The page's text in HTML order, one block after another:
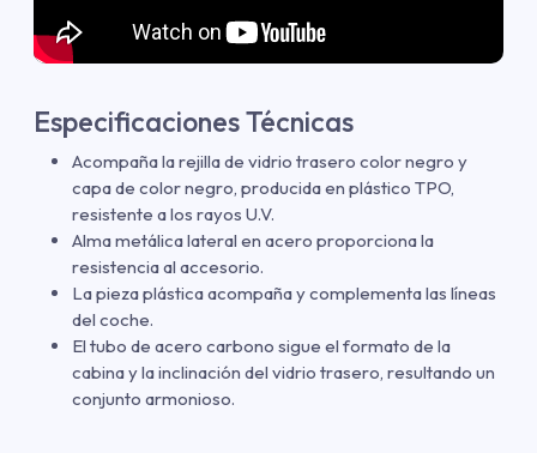
Especificaciones Técnicas
Acompaña la rejilla de vidrio trasero color negro y
capa de color negro, producida en plástico TPO,
resistente a los rayos U.V.
Alma metálica lateral en acero proporciona la
resistencia al accesorio.
La pieza plástica acompaña y complementa las líneas
del coche.
El tubo de acero carbono sigue el formato de la
cabina y la inclinación del vidrio trasero, resultando un
conjunto armonioso.